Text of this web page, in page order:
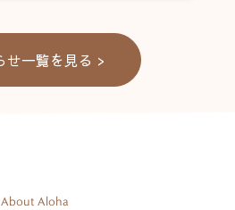
せ一覧を見る >
About Aloha